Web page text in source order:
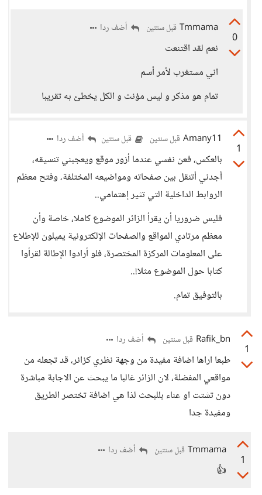
0
Tmmama قبل سنتين أضف ردا
نعم لقد اقتنعت
اني مستغرب لأمر أسم
تمام هو مذكر و ليس مؤنث و الكل يخطئ به تقريبا
1
Amany11 قبل سنتين قبل سنتين أضف ردا
بالعكس، فعن نفسي عندما أزور موقع ويعجبني تنسيقه،
أجدني أتنقل بين صفحاته ومواضيعه المختلفة، وفتح معظم
الروابط الداخلية التي تثير إهتمامي..
فليس ضروريا أن يقرأ الزائر الموضوع كاملا، خاصة وأن
معظم مرتادي المواقع والصفحات الإلكترونية يميلون للإطلاع
على المعلومات المركزة المختصرة، فلو أرادوا الإطالة لقرأوا
كتابا حول الموضوع مثلا!..
بالتوفيق تمام.
1
Rafik_bn قبل سنتين أضف ردا
طبعا اراها اضافة مفيدة من وجهة نظري كزائر، قد تجعله من
مواقعي المفضلة، لان الزائر غالبا ما يبحث عن الاجابة مباشرة
دون تشتت او عناء بللبحث لذا هي اضافة تختصر الطريق
ومفيدة جدا
1
Tmmama قبل سنتين أضف ردا
👍